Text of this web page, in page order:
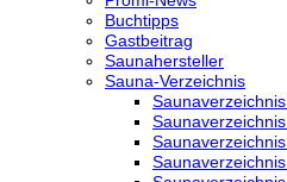
Buchtipps
Gastbeitrag
Saunahersteller
Sauna-Verzeichnis